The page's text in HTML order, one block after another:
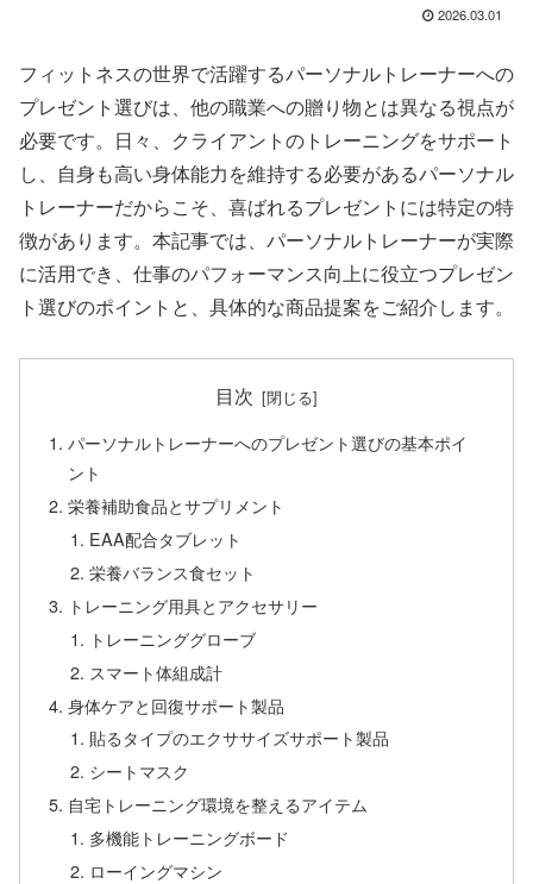
2026.03.01
フィットネスの世界で活躍するパーソナルトレーナーへの
プレゼント選びは、他の職業への贈り物とは異なる視点が
必要です。日々、クライアントのトレーニングをサポート
し、自身も高い身体能力を維持する必要があるパーソナル
トレーナーだからこそ、喜ばれるプレゼントには特定の特
徴があります。本記事では、パーソナルトレーナーが実際
に活用でき、仕事のパフォーマンス向上に役立つプレゼン
ト選びのポイントと、具体的な商品提案をご紹介します。
目次
パーソナルトレーナーへのプレゼント選びの基本ポイ
ント
栄養補助食品とサプリメント
EAA配合タブレット
栄養バランス食セット
トレーニング用具とアクセサリー
トレーニンググローブ
スマート体組成計
身体ケアと回復サポート製品
貼るタイプのエクササイズサポート製品
シートマスク
自宅トレーニング環境を整えるアイテム
多機能トレーニングボード
ローイングマシン